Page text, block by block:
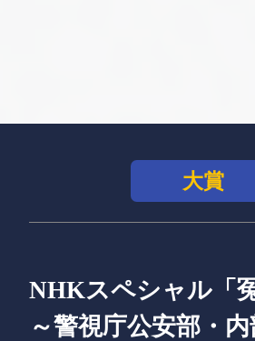
大賞
NHKスペシャル「
～警視庁公安部・